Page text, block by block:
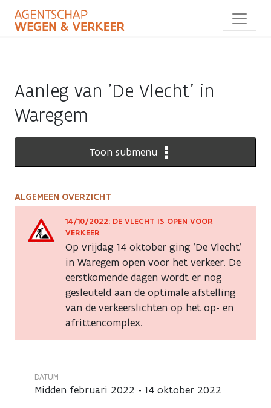
naar
Aanleg van 'De Vlecht' in
Waregem
Toon submenu
Aanleg
van
Vlecht'
Waregem
ALGEMEEN OVERZICHT
14/10/2022: DE VLECHT IS OPEN VOOR
VERKEER
Op vrijdag 14 oktober ging 'De Vlecht'
in Waregem open voor het verkeer. De
eerstkomende dagen wordt er nog
gesleuteld aan de optimale afstelling
van de verkeerslichten op het op- en
afrittencomplex.
DATUM
Midden februari 2022 - 14 oktober 2022